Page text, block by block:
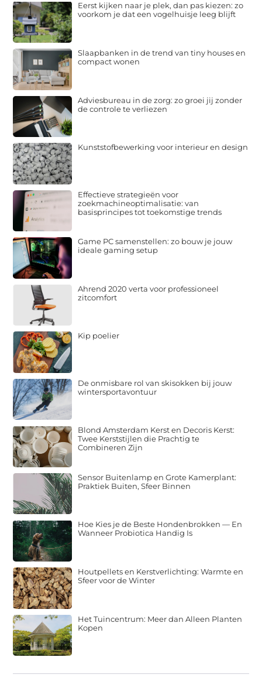
Eerst kijken naar je plek, dan pas kiezen: zo
voorkom je dat een vogelhuisje leeg blijft
Slaapbanken in de trend van tiny houses en
compact wonen
Adviesbureau in de zorg: zo groei jij zonder
de controle te verliezen
Kunststofbewerking voor interieur en design
Effectieve strategieën voor
zoekmachineoptimalisatie: van
basisprincipes tot toekomstige trends
Game PC samenstellen: zo bouw je jouw
ideale gaming setup
Ahrend 2020 verta voor professioneel
zitcomfort
Kip poelier
De onmisbare rol van skisokken bij jouw
wintersportavontuur
Blond Amsterdam Kerst en Decoris Kerst:
Twee Kerststijlen die Prachtig te
Combineren Zijn
Sensor Buitenlamp en Grote Kamerplant:
Praktiek Buiten, Sfeer Binnen
Hoe Kies je de Beste Hondenbrokken — En
Wanneer Probiotica Handig Is
Houtpellets en Kerstverlichting: Warmte en
Sfeer voor de Winter
Het Tuincentrum: Meer dan Alleen Planten
Kopen